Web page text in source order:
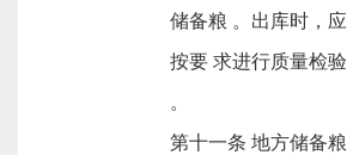
储备粮 。出库时，应
按要 求进行质量检验
。
第十一条 地方储备粮